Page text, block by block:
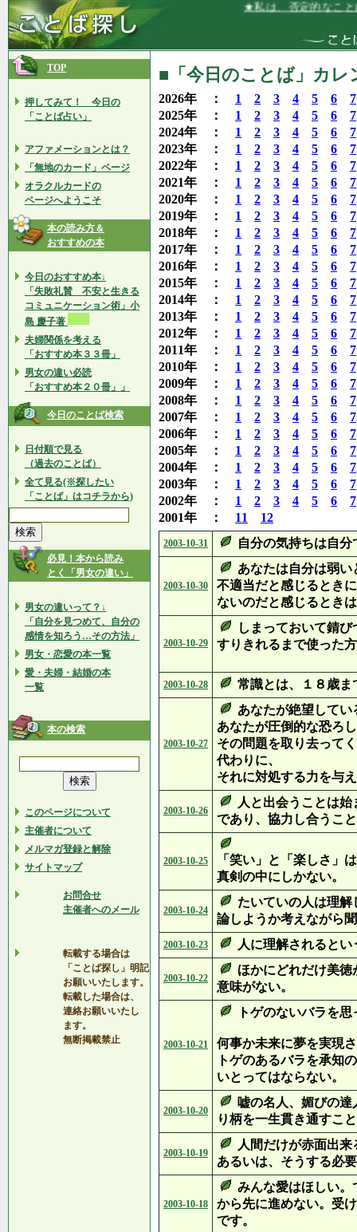
★私は、否定的なことば
TOP
押してみて！ 今日の
「ことば占い」
アファメーションとは？
「無地のカード」ページ
オラクルカードの
ページへようこそ
本の読み方＆
おすすめの本
今日のおすすめ本↓
「失敗礼賛 不安と生きる
コミュニケーション術」小
島 慶子著
夫婦関係を考える
「おすすめ本３３冊」
男女の違い必読
「おすすめ本２０冊」」
今日のことば検索
日付順で見る
（過去のことば）
全て見る(※探したい
「ことば」はコチラから)
必見！本から読み
とく「男女の違い」
男女の違いって？↓
「自分を見つめて、自分の
感情を知ろう…その方法」
男女・恋愛の本一覧
愛・夫婦・結婚の本
一覧
本の検索
このページについて
主催者について
メルマガ登録と解除
サイトマップ
お問合せ
主催者へのメール
転載する場合は
「ことば探し」明記
お願いいたします。
転載した場合は、
連絡お願いいたし
ます。
無断掲載禁止
■「今日のことば」カ
2026年 ： 1 2 3 4 5 6
7
2025年 ： 1 2 3 4 5 6
7
2024年 ： 1 2 3 4 5 6
7
2023年 ： 1 2 3 4 5 6
7
2022年 ： 1 2 3 4 5 6
7
2021年 ： 1 2 3 4 5 6
7
2020年 ： 1 2 3 4 5 6
7
2019年 ： 1 2 3 4 5 6
7
2018年 ： 1 2 3 4 5 6
7
2017年 ： 1 2 3 4 5 6
7
2016年 ： 1 2 3 4 5 6
7
2015年 ： 1 2 3 4 5 6
7
2014年 ： 1 2 3 4 5 6
7
2013年 ： 1 2 3 4 5 6
7
2012年 ： 1 2 3 4 5 6
7
2011年 ： 1 2 3 4 5 6
7
2010年 ： 1 2 3 4 5 6
7
2009年 ： 1 2 3 4 5 6
7
2008年 ： 1 2 3 4 5 6
7
2007年 ： 1 2 3 4 5 6
7
2006年 ： 1 2 3 4 5 6
7
2005年 ： 1 2 3 4 5 6
7
2004年 ： 1 2 3 4 5 6
7
2003年 ： 1 2 3 4 5 6
7
2002年 ： 1 2 3 4 5 6
7
2001年 ： 11 12
2003-10-31 自分の気持ちは自
2003-10-30
あなたは自分は弱
不適当だと感じるとき
ないのだと感じるとき
2003-10-29
しまっておいて錆
すりきれるまで使った
2003-10-28 常識とは、１８歳ま
2003-10-27
あなたが絶望してい
あなたが圧倒的な恐ろ
その問題を取り去って
代わりに、
それに対処する力を与
2003-10-26
人と出会うことは
であり、協力し合うこ
2003-10-25
「笑い」と「楽しさ」
真剣の中にしかない。
2003-10-24
たいていの人は理
論しようか考えながら
2003-10-23 人に理解されると
2003-10-22
ほかにどれだけ美
意味がない。
2003-10-21
トゲのないバラを
何事か未来に夢を実現
トゲのあるバラを承知
いとってはならない。
2003-10-20
嘘の名人、媚びの
り柄を一生貫き通すこ
2003-10-19
人間だけが赤面出
あるいは、そうする必
2003-10-18
みんな愛はほしい。
から先に進めない。受
です。